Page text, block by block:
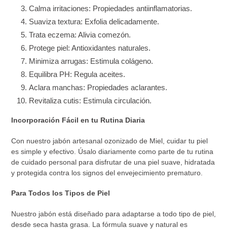
Calma irritaciones: Propiedades antiinflamatorias.
Suaviza textura: Exfolia delicadamente.
Trata eczema: Alivia comezón.
Protege piel: Antioxidantes naturales.
Minimiza arrugas: Estimula colágeno.
Equilibra PH: Regula aceites.
Aclara manchas: Propiedades aclarantes.
Revitaliza cutis: Estimula circulación.
Incorporación Fácil en tu Rutina Diaria
Con nuestro jabón artesanal ozonizado de Miel, cuidar tu piel
es simple y efectivo. Úsalo diariamente como parte de tu rutina
de cuidado personal para disfrutar de una piel suave, hidratada
y protegida contra los signos del envejecimiento prematuro.
Para Todos los Tipos de Piel
Nuestro jabón está diseñado para adaptarse a todo tipo de piel,
desde seca hasta grasa. La fórmula suave y natural es